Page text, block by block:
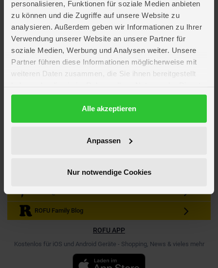
personalisieren, Funktionen für soziale Medien anbieten
zu können und die Zugriffe auf unsere Website zu
analysieren. Außerdem geben wir Informationen zu Ihrer
Verwendung unserer Website an unsere Partner für
soziale Medien, Werbung und Analysen weiter. Unsere
Partner führen diese Informationen möglicherweise mit
weiteren Daten zusammen, die Sie ihnen bereitgestellt
gesammelt haben.
DatenschutzerklärungAlle akzeptieren
Anpassen
Nur notwendige Cookies
Kein Angebot mehr verpassen
Zum Newsletter anmelden & Vorteile sichern
Anmelden
Gutscheine & Gewinnspiele
Neuheiten, Trends & Angebote
Werde unser Fan auf Facebook
ROFU Family Blog
ROFU APP
Kostenlos für iOS und Android Geräte - Shopping, News & vieles mehr